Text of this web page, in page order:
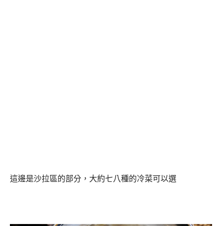
這邊是沙拉區的部分，大約七八種的冷菜可以選